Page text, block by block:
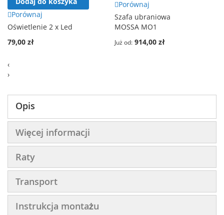
Porównaj
Oświetlenie 2 x Led
79,00 zł
Porównaj
Szafa ubraniowa
MOSSA MO1
Już od 914,00 zł
‹
›
Opis
Więcej informacji
Raty
Transport
Instrukcja montażu